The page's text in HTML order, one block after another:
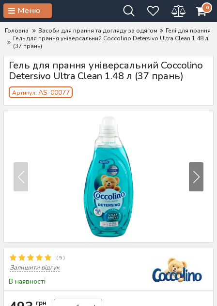
Меню 0
Головна Засоби для прання та догляду за одягом
Гелі для прання
Гель для прання універсальний Coccolino Detersivo Ultra Clean 1.48 л
(37 прань)
Гель для прання універсальний Coccolino
Detersivo Ultra Clean 1.48 л (37 прань)
Артикул: AS-00077
( 5 )
Залишити відгук
В наявності
грн